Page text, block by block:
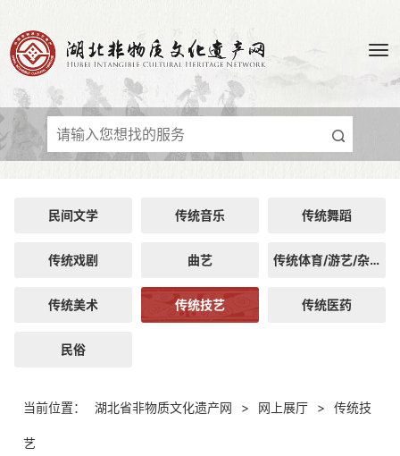
民间文学 传统音乐 传统舞蹈
传统戏剧 曲艺 传统体育/游艺/杂技
传统美术 传统技艺 传统医药
民俗
当前位置： 湖北省非物质文化遗产网 > 网上展厅 > 传统技
艺